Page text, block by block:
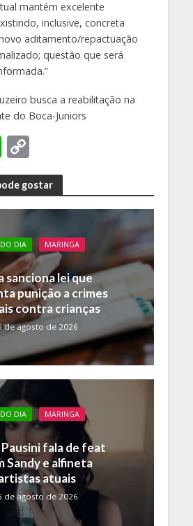
mantém excelente
inclusive, concreta
aditamento/repactuação
questão que será
busca a reabilitação na
do Boca-Juniors
W
h
at
s
A
p
p
C
o
p
y
Li
n
k
gostar
DO DIA
MARINGA
sanciona lei que
punição a crimes
contra crianças
de agosto de 2026
DO DIA
MARINGA
Pausini fala de feat
Sandy e alfineta
atuais
de agosto de 2026